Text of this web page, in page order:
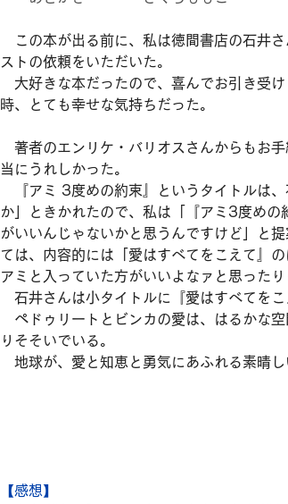
この本が出る前に、私は徳間書店の石井
ストの依頼をいただいた。
大好きな本だったので、喜んでお引き受
時、とても幸せな気持ちだった。
著者のエンリケ・バリオスさんからもお
当にうれしかった。
『アミ 3度めの約束』というタイトルは
か」ときかれたので、私は「『アミ3度め
がいいんじゃないかと思うんですけど」と
ては、内容的には「愛はすべてをこえて』
アミと入っていた方がいいよなァと思ったり
石井さんは小タイトルに『愛はすべてをこ
ペドゥリートとビンカの愛は、はるかな
りそそいでいる。
地球が、愛と知恵と勇気にあふれる素晴し
【
【感想】